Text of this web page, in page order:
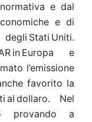
e dal
e di
Stati Uniti.
in Europa e
l’emissione
favorito la
al dollaro. Nel
provando a